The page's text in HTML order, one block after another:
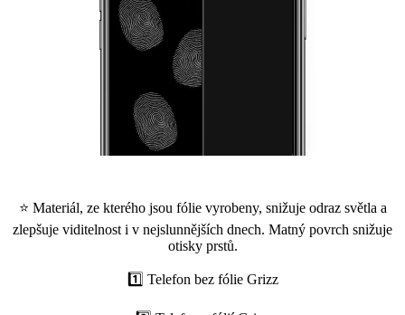
⭐ Materiál, ze kterého jsou fólie vyrobeny, snižuje odraz světla a
zlepšuje viditelnost i v nejslunnějších dnech. Matný povrch snižuje
otisky prstů.
1️⃣ Telefon bez fólie Grizz